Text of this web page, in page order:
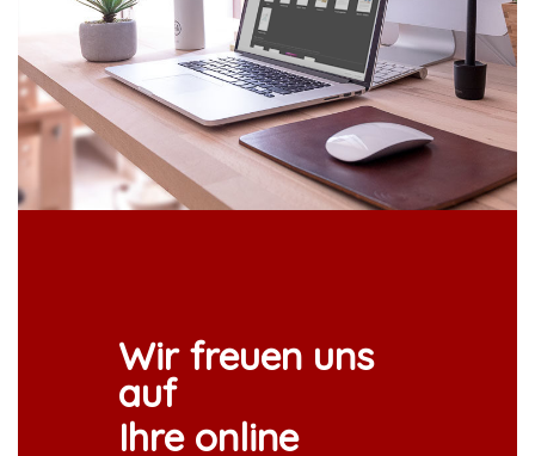
Wir freuen uns
auf
Ihre online